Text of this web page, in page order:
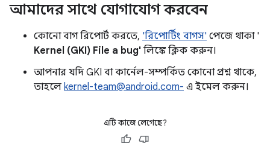
আমাদের সাথে যোগাযোগ করবেন
কোনো বাগ রিপোর্ট করতে, 'রিপোর্টিং বাগস' পেজে থাকা '
Kernel (GKI) File a bug' লিঙ্কে ক্লিক করুন।
আপনার যদি GKI বা কার্নেল-সম্পর্কিত কোনো প্রশ্ন থাকে,
তাহলে kernel-team@android.com- এ ইমেল করুন।
এটি কাজে লেগেছে?